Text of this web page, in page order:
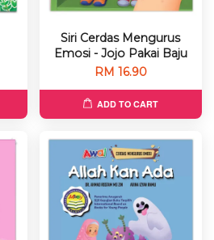
Siri Cerdas Mengurus
Emosi - Jojo Pakai Baju
RM 16.90
ADD TO CART